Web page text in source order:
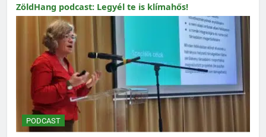
ZöldHang podcast: Legyél te is klímahős!
PODCAST